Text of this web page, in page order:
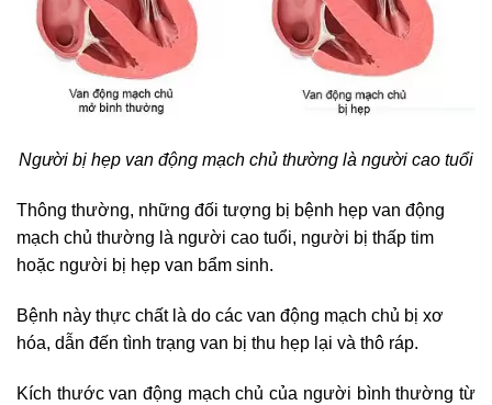
Người bị hẹp van động mạch chủ thường là người cao tuổi
Thông thường, những đối tượng bị bệnh hẹp van động
mạch chủ thường là người cao tuổi, người bị thấp tim
hoặc người bị hẹp van bẩm sinh.
Bệnh này thực chất là do các van động mạch chủ bị xơ
hóa, dẫn đến tình trạng van bị thu hẹp lại và thô ráp.
Kích thước van động mạch chủ của người bình thường từ